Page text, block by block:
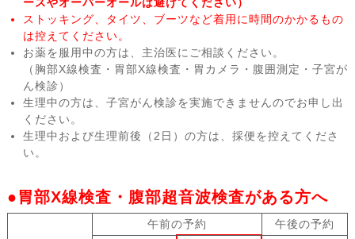
ースやオーバーオールは避けてください）
ストッキング、タイツ、ブーツなど着用に時間のかかるもの
は控えてください。
お薬を服用中の方は、主治医にご相談ください。
（胸部X線検査・胃部X線検査・胃カメラ・腹囲測定・子宮が
ん検診）
生理中の方は、子宮がん検診を実施できませんのでお申し出
ください。
生理中および生理前後（2日）の方は、採便を控えてくださ
い。
●胃部X線検査・腹部超音波検査がある方へ
午前の予約
午後の予約